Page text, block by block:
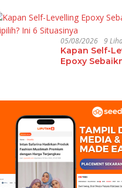
05/08/2026 9
Kapan Self-
Epoxy